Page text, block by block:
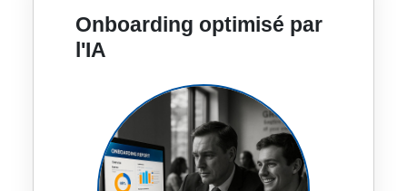
Onboarding optimisé par
l'IA